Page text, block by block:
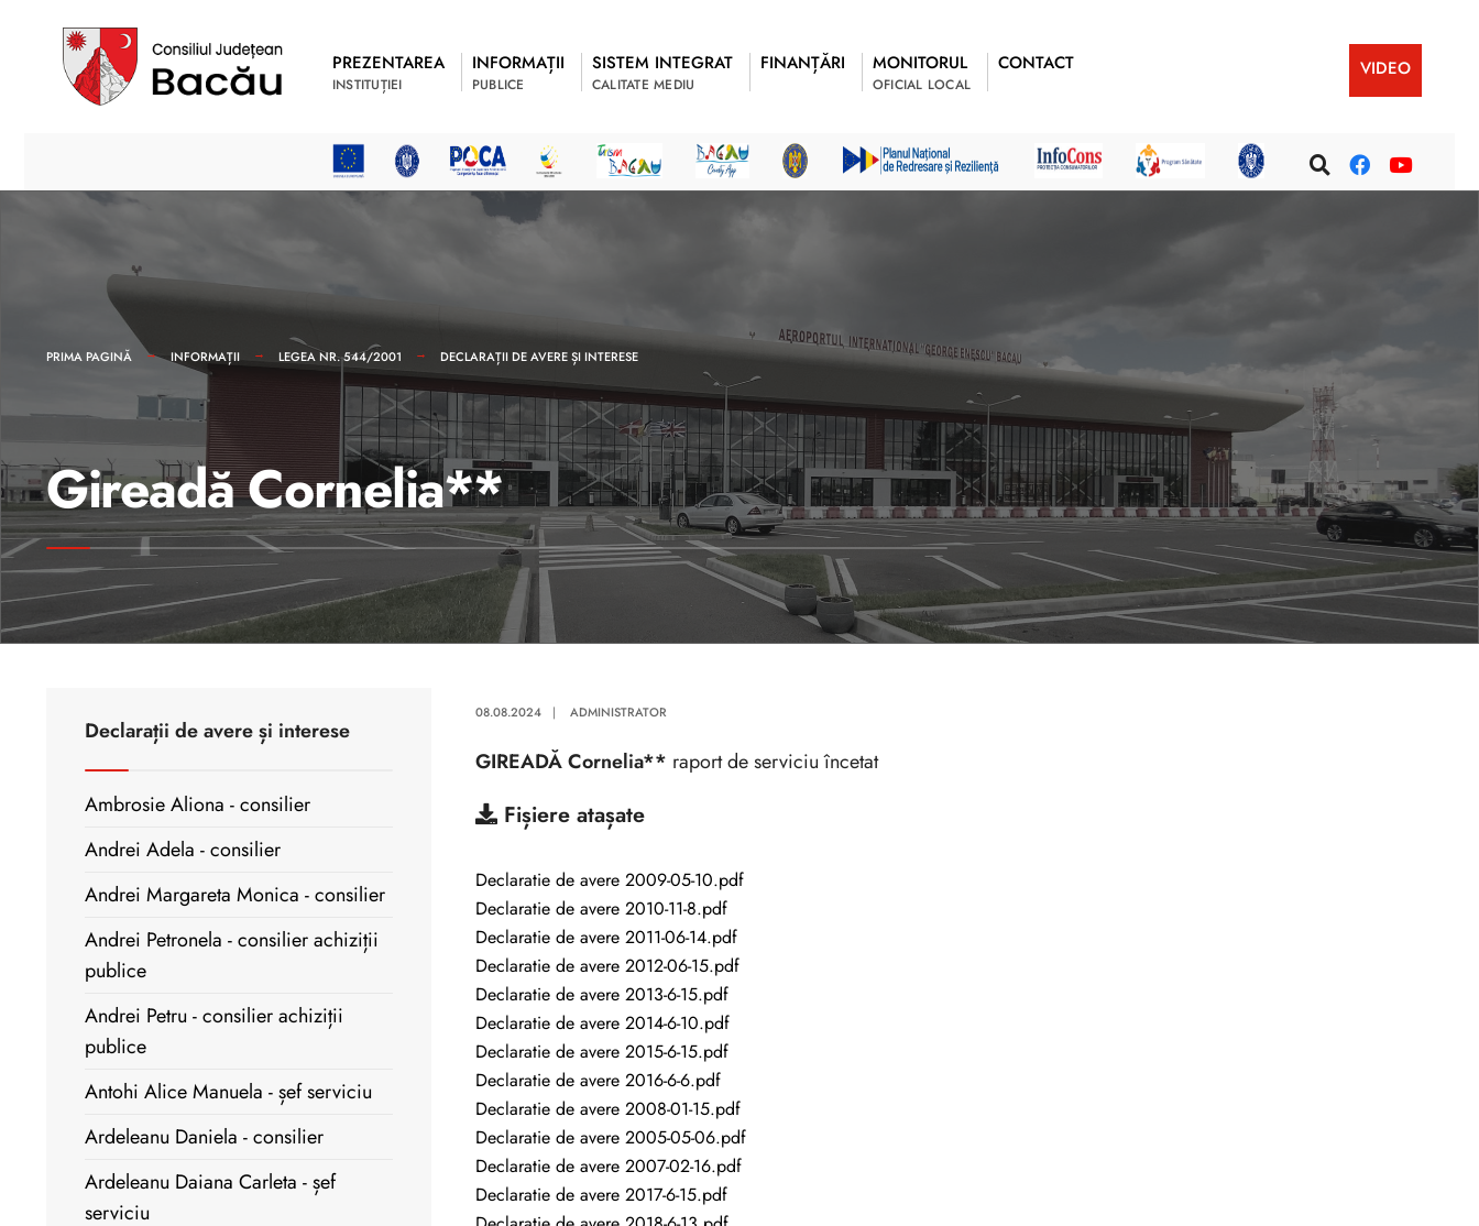
PREZENTAREA
INSTITUȚIEI
INFORMAȚII
PUBLICE
SISTEM INTEGRAT
CALITATE MEDIU
FINANȚĂRI MONITORUL
OFICIAL LOCAL
CONTACT VIDEO
PRIMA PAGINĂ INFORMAȚII LEGEA NR. 544/2001 DECLARAȚII DE AVERE ȘI INTERESE
Gireadă Cornelia**
08.08.2024 | ADMINISTRATOR
GIREADĂ Cornelia** raport de serviciu încetat
Fișiere atașate
Declaratie de avere 2009-05-10.pdf
Declaratie de avere 2010-11-8.pdf
Declaratie de avere 2011-06-14.pdf
Declaratie de avere 2012-06-15.pdf
Declaratie de avere 2013-6-15.pdf
Declaratie de avere 2014-6-10.pdf
Declaratie de avere 2015-6-15.pdf
Declaratie de avere 2016-6-6.pdf
Declaratie de avere 2008-01-15.pdf
Declaratie de avere 2005-05-06.pdf
Declaratie de avere 2007-02-16.pdf
Declaratie de avere 2017-6-15.pdf
Declarații de avere și interese
Ambrosie Aliona - consilier
Andrei Adela - consilier
Andrei Margareta Monica - consilier
Andrei Petronela - consilier achiziții
publice
Andrei Petru - consilier achiziții
publice
Antohi Alice Manuela - șef serviciu
Ardeleanu Daniela - consilier
Ardeleanu Daiana Carleta - șef
serviciu